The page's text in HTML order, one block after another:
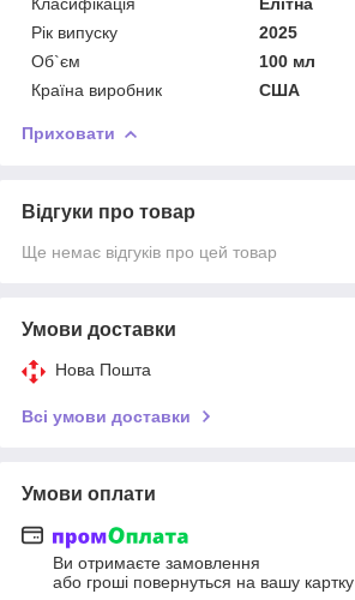
Рік випуску
2025
Об`єм
100 мл
Країна виробник
США
Приховати
Відгуки про товар
Ще немає відгуків про цей товар
Умови доставки
Нова Пошта
Всі умови доставки
Умови оплати
Ви отримаєте замовлення
або гроші повернуться на вашу картку